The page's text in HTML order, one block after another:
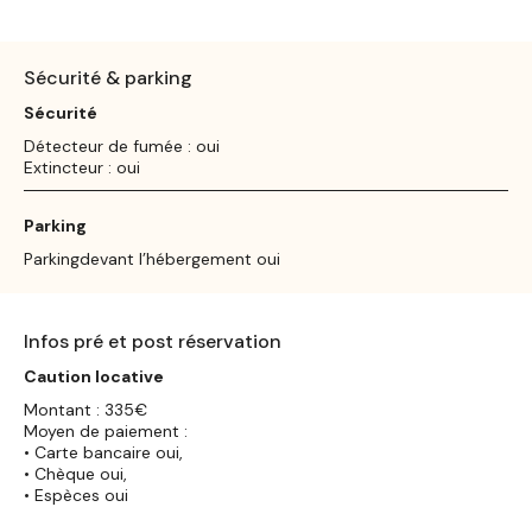
Sécurité & parking
Sécurité
Détecteur de fumée : oui
Extincteur : oui
Parking
Parkingdevant l’hébergement oui
Infos pré et post réservation
Caution locative
Montant : 335€
Moyen de paiement :
• Carte bancaire oui,
• Chèque oui,
• Espèces oui